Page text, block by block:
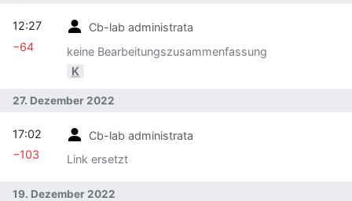
Cb-lab administrata
keine Bearbeitungszusammenfassung
K
12:27
−64
27. Dezember 2022
Cb-lab administrata
Link ersetzt
17:02
−103
19. Dezember 2022